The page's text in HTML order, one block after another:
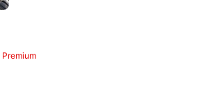
Premium